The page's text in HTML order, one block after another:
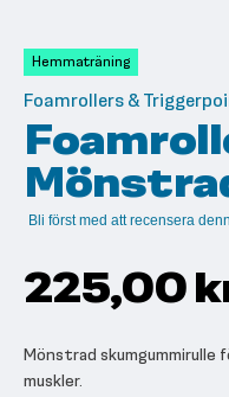
av
bildgalleriet
Hemmaträning
Foamrollers &
Bli först med att recensera
225,00
Mönstrad
muskler.